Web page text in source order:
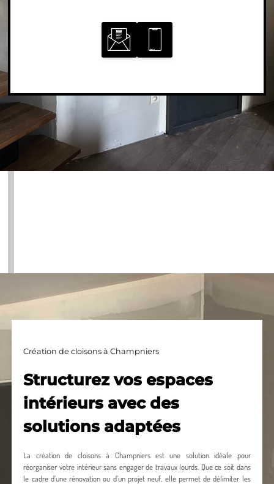
Création de cloisons à Champniers
Structurez vos espaces
intérieurs avec des
solutions adaptées
La création de cloisons à Champniers est une solution idéale pour
réorganiser votre intérieur sans engager de travaux lourds. Que ce soit dans
le cadre d’une rénovation ou d’un projet neuf, elle permet de délimiter les